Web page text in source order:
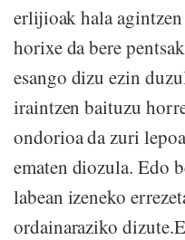
erlijioak hala
horixe da bere
esango dizu ezin
iraintzen baituzu
ondorioa da zuri
ematen diozula. Edo
labean izeneko
ordainaraziko